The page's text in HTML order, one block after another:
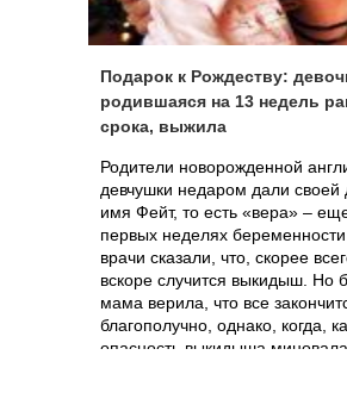
Подарок к Рождеству:
родившаяся на 13 недель
срока, выжила
Родители новорожденной
девчушки недаром дали своей
имя Фейт, то есть «вера» –
первых неделях
врачи сказали, что, скорее
вскоре случится выкидыш. Но
мама верила, что все
благополучно, однако, когда,
опасность выкидыша